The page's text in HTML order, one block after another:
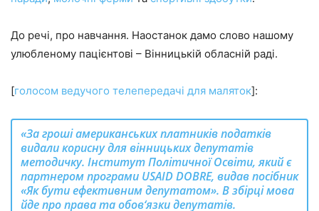
До речі, про навчання. Наостанок дамо слово нашому
улюбленому пацієнтові – Вінницькій обласній раді.
[голосом ведучого телепередачі для маляток]:
«За гроші американських платників податків
видали корисну для вінницьких депутатів
методичку. Інститут Політичної Освіти, який є
партнером програми USAID DOBRE, видав посібник
«Як бути ефективним депутатом». В збірці мова
йде про права та обов‘язки депутатів.